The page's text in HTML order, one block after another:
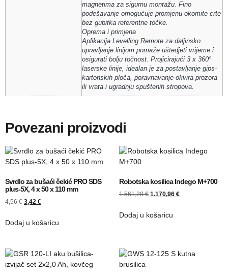
magnetima za sigurnu montažu. Fino
podešavanje omogućuje promjenu okomite crte
bez gubitka referentne točke.
Oprema i primjena
Aplikacija Levelling Remote za daljinsko
upravljanje linijom pomaže uštedjeti vrijeme i
osigurati bolju točnost. Projicirajući 3 x 360°
laserske linije, idealan je za postavljanje gips-
kartonskih ploča, poravnavanje okvira prozora
ili vrata i ugradnju spuštenih stropova.
Povezani proizvodi
Svrdlo za bušaći čekić PRO SDS
plus-5X, 4 x 50 x 110 mm
4,56€ 3,42 €
Dodaj u košaricu
Robotska kosilica Indego M+700
1.561,28€ 1.170,96 €
Dodaj u košaricu